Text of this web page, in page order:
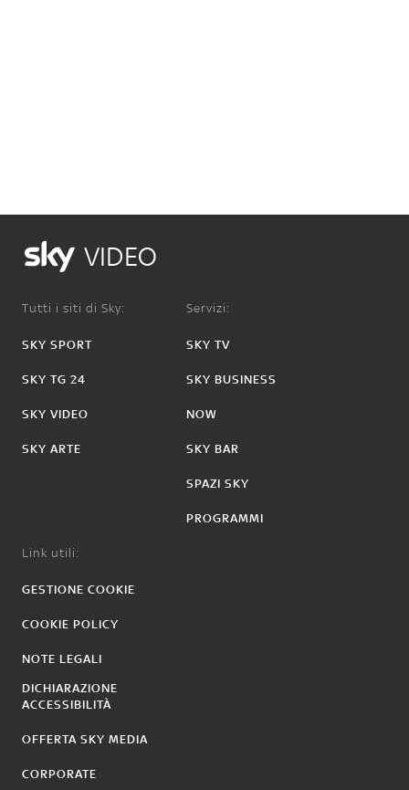
VIDEO
Tutti i siti di Sky:
SKY SPORT
SKY TG 24
SKY VIDEO
SKY ARTE
Servizi:
SKY TV
SKY BUSINESS
NOW
SKY BAR
SPAZI SKY
PROGRAMMI
Link utili:
GESTIONE COOKIE
COOKIE POLICY
NOTE LEGALI
DICHIARAZIONE
ACCESSIBILITÀ
OFFERTA SKY MEDIA
CORPORATE